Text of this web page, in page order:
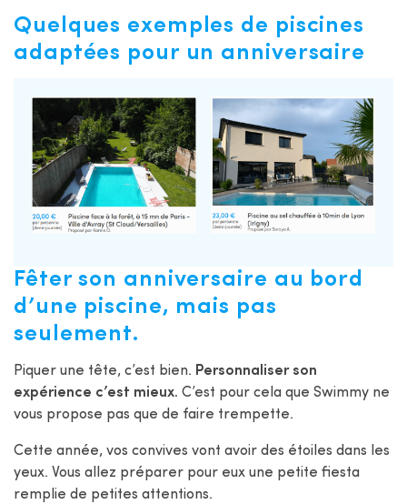
Quelques exemples de piscines
adaptées pour un anniversaire
Fêter son anniversaire au bord
d’une piscine, mais pas
seulement.
Piquer une tête, c’est bien. Personnaliser son
expérience c’est mieux. C’est pour cela que Swimmy ne
vous propose pas que de faire trempette.
Cette année, vos convives vont avoir des étoiles dans les
yeux. Vous allez préparer pour eux une petite fiesta
remplie de petites attentions.